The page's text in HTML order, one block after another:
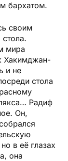
бархатом.
своим
мира
Хакимджан-
и не
стола
Радиф
Он,
в её глазах
она